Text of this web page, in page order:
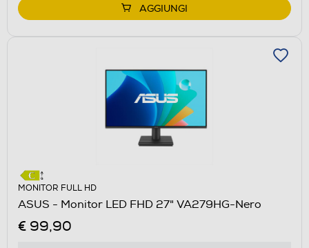
AGGIUNGI
MONITOR FULL HD
ASUS - Monitor LED FHD 27" VA279HG-Nero
€ 99,90